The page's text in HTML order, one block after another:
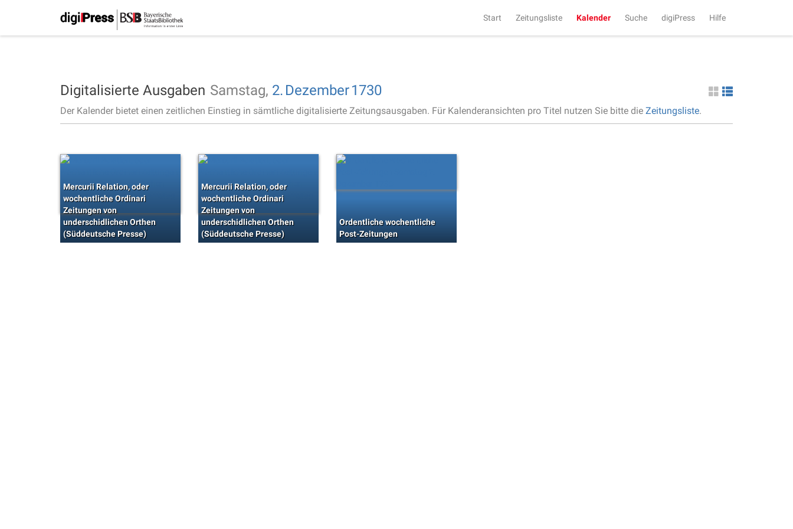
Start Zeitungsliste Kalender Suche digiPress Hilfe
Digitalisierte Ausgaben Samstag, 2. Dezember1730
Der Kalender bietet einen zeitlichen Einstieg in sämtliche digitalisierte Zeitungsausgaben. Für Kalenderansichten pro Titel nutzen Sie bitte die Zeitungsliste.
Mercurii Relation, oder
wochentliche Ordinari
Zeitungen von
underschidlichen Orthen
(Süddeutsche Presse)
Mercurii Relation, oder
wochentliche Ordinari
Zeitungen von
underschidlichen Orthen
(Süddeutsche Presse)
Ordentliche wochentliche
Post-Zeitungen